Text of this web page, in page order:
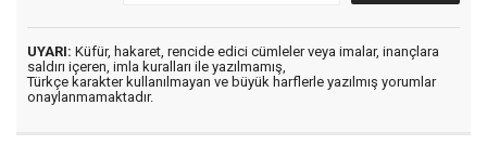
UYARI: Küfür, hakaret, rencide edici cümleler veya imalar, inançlara
saldırı içeren, imla kuralları ile yazılmamış,
Türkçe karakter kullanılmayan ve büyük harflerle yazılmış yorumlar
onaylanmamaktadır.